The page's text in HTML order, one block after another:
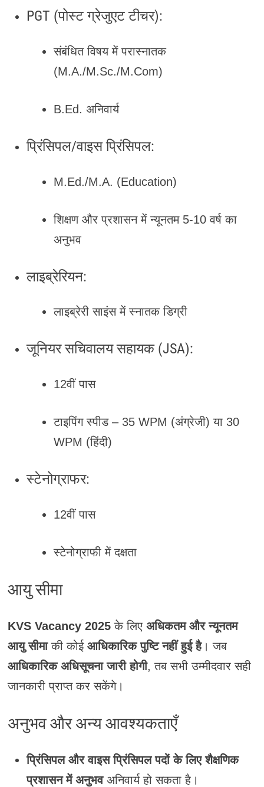
PGT (पोस्ट ग्रेजुएट टीचर):
संबंधित विषय में परास्नातक
(M.A./M.Sc./M.Com)
B.Ed. अनिवार्य
प्रिंसिपल/वाइस प्रिंसिपल:
M.Ed./M.A. (Education)
शिक्षण और प्रशासन में न्यूनतम 5-10 वर्ष का
अनुभव
लाइब्रेरियन:
लाइब्रेरी साइंस में स्नातक डिग्री
जूनियर सचिवालय सहायक (JSA):
12वीं पास
टाइपिंग स्पीड – 35 WPM (अंग्रेजी) या 30
WPM (हिंदी)
स्टेनोग्राफर:
12वीं पास
स्टेनोग्राफी में दक्षता
आयु सीमा
KVS Vacancy 2025के लिए अधिकतम और न्यूनतम
आयु सीमाकी कोई आधिकारिक पुष्टि नहीं हुई है। जब
आधिकारिक अधिसूचना जारी होगी, तब सभी उम्मीदवार सही
जानकारी प्राप्त कर सकेंगे।
अनुभव और अन्य आवश्यकताएँ
प्रिंसिपल और वाइस प्रिंसिपल पदों के लिए शैक्षणिक
प्रशासन में अनुभवअनिवार्य हो सकता है।